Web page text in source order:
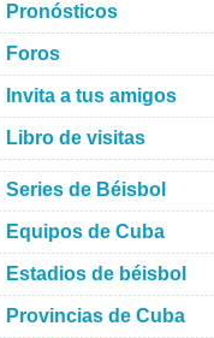
Pronósticos
Foros
Invita a tus amigos
Libro de visitas
Series de Béisbol
Equipos de Cuba
Estadios de béisbol
Provincias de Cuba